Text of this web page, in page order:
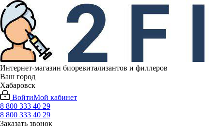
Интернет-магазин биоревитализантов и филлеров
Ваш город
Хабаровск
ВойтиМой кабинет
8 800 333 40 29
8 800 333 40 29
Заказать звонок